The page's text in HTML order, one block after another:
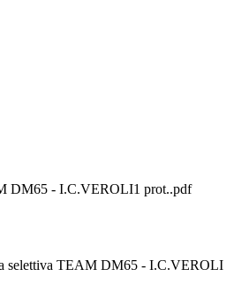
DM65 - I.C.VEROLI1 prot..pdf
selettiva TEAM DM65 - I.C.VEROLI